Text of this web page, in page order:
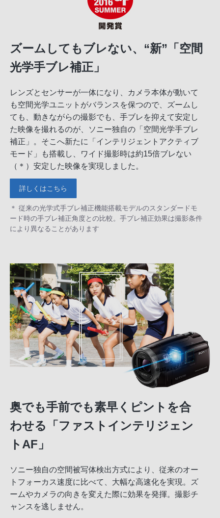
ズームしてもブレない、“新”「空間
光学手ブレ補正」
レンズとセンサーが一体になり、カメラ本体が動いて
も空間光学ユニットがバランスを保つので、ズームし
ても、動きながらの撮影でも、手ブレを抑えて安定し
た映像を撮れるのが、ソニー独自の「空間光学手ブレ
補正」。そこへ新たに「インテリジェントアクティブ
モード」も搭載し、ワイド撮影時は約15倍ブレない
（＊）安定した映像を実現しました。
詳しくはこちら
＊ 従来の光学式手ブレ補正機能搭載モデルのスタンダードモ
ード時の手ブレ補正角度との比較。手ブレ補正効果は撮影条件
により異なることがあります
奥でも手前でも素早くピントを合
わせる「ファストインテリジェン
トAF」
ソニー独自の空間被写体検出方式により、従来のオー
トフォーカス速度に比べて、大幅な高速化を実現。ズ
ームやカメラの向きを変えた際に効果を発揮。撮影チ
ャンスを逃しません。